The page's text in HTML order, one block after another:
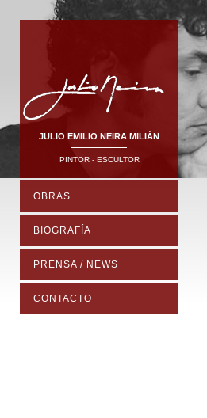
JULIO EMILIO NEIRA MILIÁN
PINTOR - ESCULTOR
OBRAS
BIOGRAFÍA
PRENSA / NEWS
CONTACTO